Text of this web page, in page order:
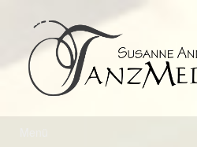
Hauptmenü
springen